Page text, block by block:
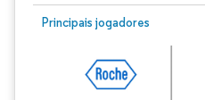
Principais jogadores
Imagem © Mordor Intelligence. O